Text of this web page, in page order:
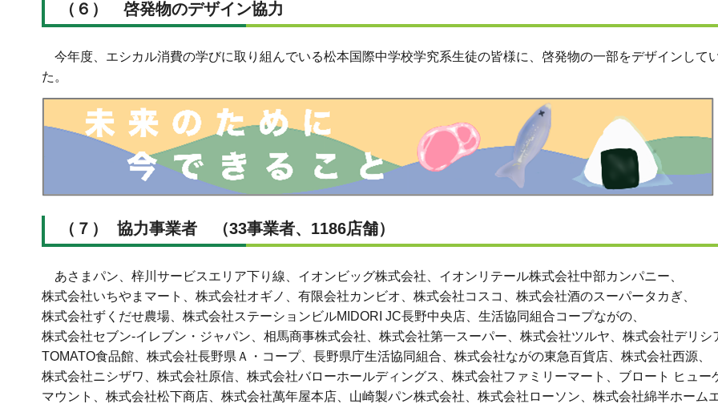
（６） 啓発物のデザイン協力
今年度、エシカル消費の学びに取り組んでいる松本国際中学校学究系生徒の皆様に、啓発物の一部をデザインして
た。
（７） 協力事業者 （33事業者、1186店舗）
あさまパン、梓川サービスエリア下り線、イオンビッグ株式会社、イオンリテール株式会社中部カンパニー、
株式会社いちやまマート、株式会社オギノ、有限会社カンビオ、株式会社コスコ、株式会社酒のスーパータカぎ、
株式会社ずくだせ農場、株式会社ステーションビルMIDORI JC長野中央店、生活協同組合コープながの、
株式会社セブン-イレブン・ジャパン、相馬商事株式会社、株式会社第一スーパー、株式会社ツルヤ、株式会社デリシ
TOMATO食品館、株式会社長野県Ａ・コープ、長野県庁生活協同組合、株式会社ながの東急百貨店、株式会社西源、
株式会社ニシザワ、株式会社原信、株式会社バローホールディングス、株式会社ファミリーマート、ブロート ヒュー
マウント、株式会社松下商店、株式会社萬年屋本店、山崎製パン株式会社、株式会社ローソン、株式会社綿半ホーム